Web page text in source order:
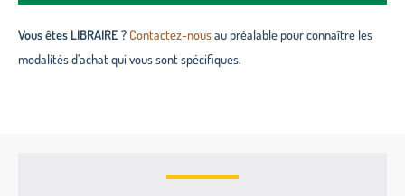
Vous êtes LIBRAIRE ? Contactez-nousau préalable pour connaître les
modalités d’achat qui vous sont spécifiques.